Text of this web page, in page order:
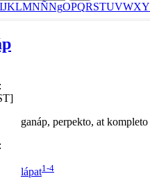
IJKLMNÑNgOPQRSTUVWXY
ganáp, perpekto, at kompleto
lápat1-4